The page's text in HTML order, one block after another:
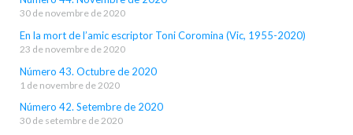
30 de novembre de 2020
En la mort de l’amic escriptor Toni Coromina (Vic, 1955-2020)
23 de novembre de 2020
Número 43. Octubre de 2020
1 de novembre de 2020
Número 42. Setembre de 2020
30 de setembre de 2020